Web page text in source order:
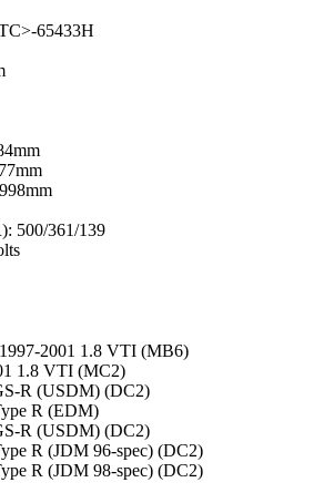
65433H
500/361/139
2001 1.8 VTI (MB6)
1.8 VTI (MC2)
R (USDM) (DC2)
R (EDM)
R (USDM) (DC2)
R (JDM 96-spec) (DC2)
R (JDM 98-spec) (DC2)